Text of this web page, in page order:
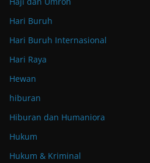
Hari Buruh
Hari Buruh Internasional
Hari Raya
Hewan
hiburan
Hiburan dan Humaniora
Hukum
Hukum & Kriminal